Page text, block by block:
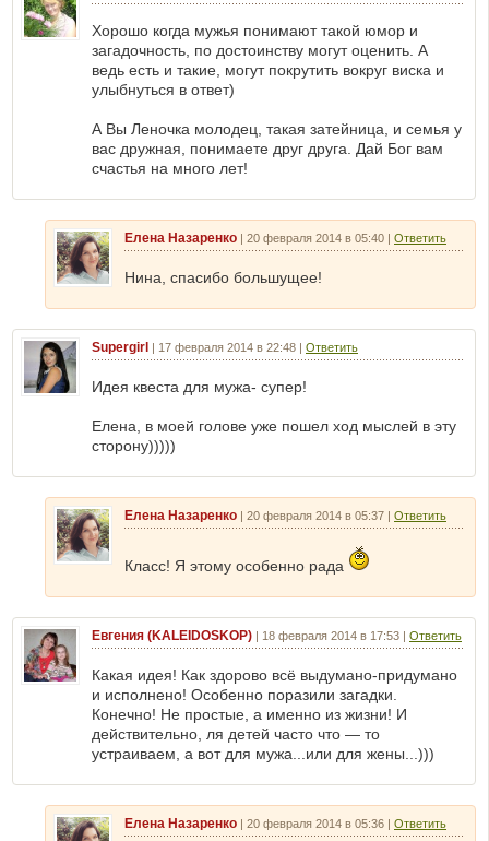
Хорошо когда мужья понимают такой юмор и
загадочность, по достоинству могут оценить. А
ведь есть и такие, могут покрутить вокруг виска и
улыбнуться в ответ)
А Вы Леночка молодец, такая затейница, и семья у
вас дружная, понимаете друг друга. Дай Бог вам
счастья на много лет!
Елена Назаренко | 20 февраля 2014 в 05:40 | Ответить
Нина, спасибо большущее!
Supergirl | 17 февраля 2014 в 22:48 | Ответить
Идея квеста для мужа- супер!
Елена, в моей голове уже пошел ход мыслей в эту
сторону)))))
Елена Назаренко | 20 февраля 2014 в 05:37 | Ответить
Класс! Я этому особенно рада
Евгения (KALEIDOSKOP) | 18 февраля 2014 в 17:53 | Ответить
Какая идея! Как здорово всё выдумано-придумано
и исполнено! Особенно поразили загадки.
Конечно! Не простые, а именно из жизни! И
действительно, ля детей часто что — то
устраиваем, а вот для мужа...или для жены...)))
Елена Назаренко | 20 февраля 2014 в 05:36 | Ответить